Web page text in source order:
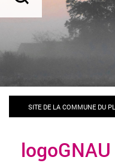
SITE DE LA COMMUNE DU
logoGNAU